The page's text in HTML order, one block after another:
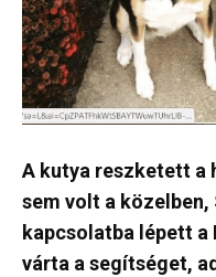
A kutya reszketett a
sem volt a közelben,
kapcsolatba lépett a
várta a segítséget,